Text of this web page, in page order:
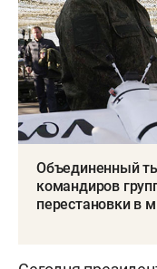
Объединенный
командиров
перестановки в